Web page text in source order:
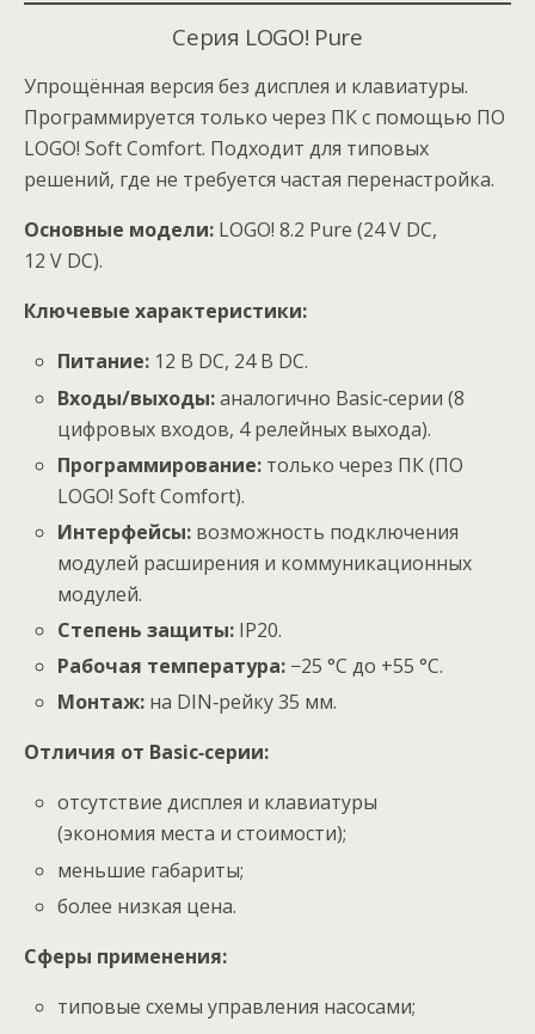
Серия LOGO! Pure
Упрощённая версия без дисплея и клавиатуры.
Программируется только через ПК с помощью ПО
LOGO! Soft Comfort. Подходит для типовых
решений, где не требуется частая перенастройка.
Основные модели: LOGO! 8.2 Pure (24 V DC,
12 V DC).
Ключевые характеристики:
Питание: 12 В DC, 24 В DC.
Входы/выходы:аналогично Basic‑серии (8
цифровых входов, 4 релейных выхода).
Программирование: только через ПК (ПО
LOGO! Soft Comfort).
Интерфейсы: возможность подключения
модулей расширения и коммуникационных
модулей.
Степень защиты: IP20.
Рабочая температура: −25 °C до +55 °C.
Монтаж: на DIN‑рейку 35 мм.
Отличия от Basic‑серии:
отсутствие дисплея и клавиатуры
(экономия места и стоимости);
меньшие габариты;
более низкая цена.
Сферы применения:
типовые схемы управления насосами;